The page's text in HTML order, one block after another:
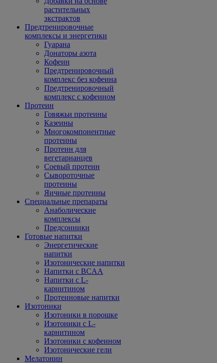
растительных
экстрактов
Предтренировочные
комплексы и энергетики
Гуарана
Донаторы азота
Кофеин
Предтренировочный
комплекс без кофеина
Предтренировочный
комплекс с кофеином
Протеин
Говяжьи протеины
Казеины
Многокомпонентные
протеины
Протеин для
вегетарианцев
Соевый протеин
Сывороточные
протеины
Яичные протеины
Специальные препараты
Анаболические
комплексы
Предсонники
Готовые напитки
Энергетические
напитки
Изотонические напитки
Напитки с BCAA
Напитки с L-
карнитином
Протеиновые напитки
Изотоники
Изотоники в порошке
Изотоники с L-
карнитином
Изотоники с кофеином
Изотонические гели
Мелатонин